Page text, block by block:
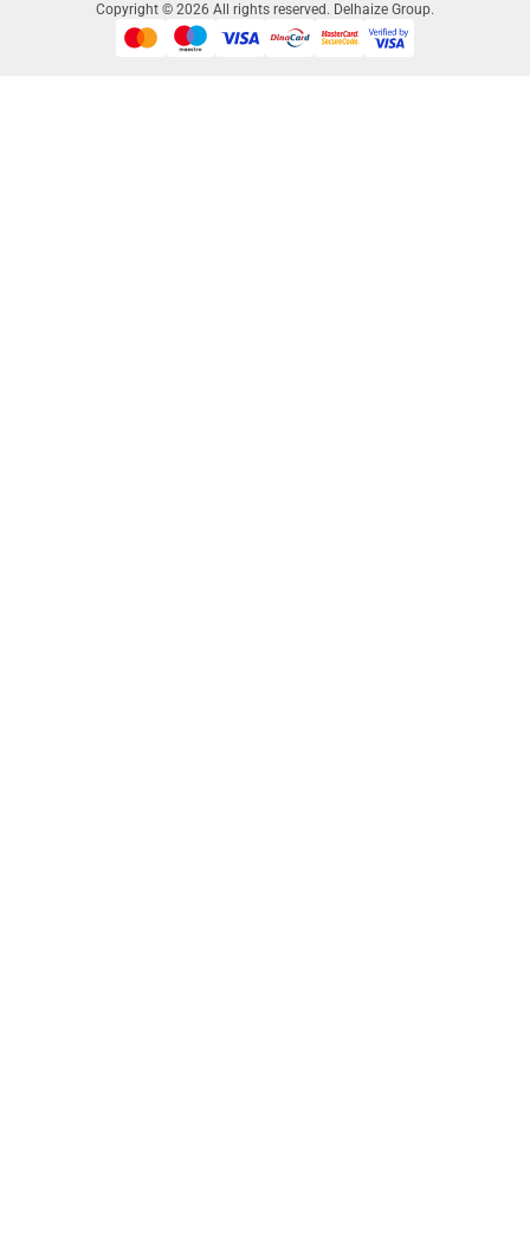
Copyright © 2026 All rights reserved. Delhaize Group.